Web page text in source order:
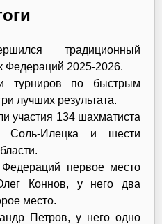
традиционный
Федераций 2025-2026.
турниров по быстрым
лучших результата.
участия 134 шахматиста
Соль-Илецка и шести
первое место
Коннов, у него два
место.
Петров, у него одно